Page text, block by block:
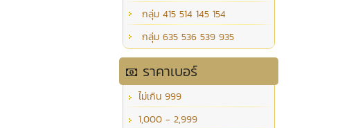
กลุ่ม 415 514 145 154
กลุ่ม 635 536 539 935
ราคาเบอร์
ไม่เกิน 999
1,000 - 2,999